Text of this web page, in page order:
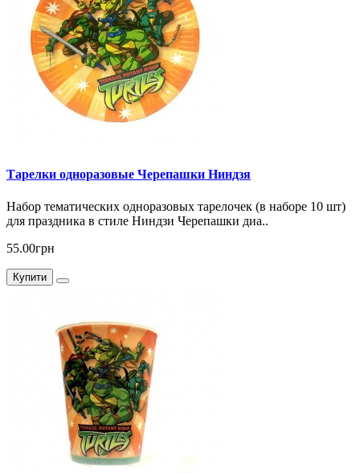
Тарелки одноразовые Черепашки Ниндзя
Набор тематических одноразовых тарелочек (в наборе 10 шт)
для праздника в стиле Ниндзи Черепашки диа..
55.00грн
Купити